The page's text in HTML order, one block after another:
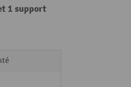
1 support